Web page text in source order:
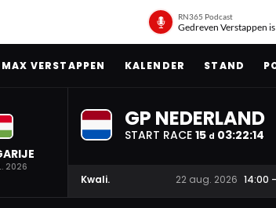
RN365 Podcast
Gedreven Verstappen
MAX VERSTAPPEN KALENDER STAND
2026
GP NEDERLAND
START RACE 15 d 03:22:14
Kwali. 22 aug. 2026 14:00 -